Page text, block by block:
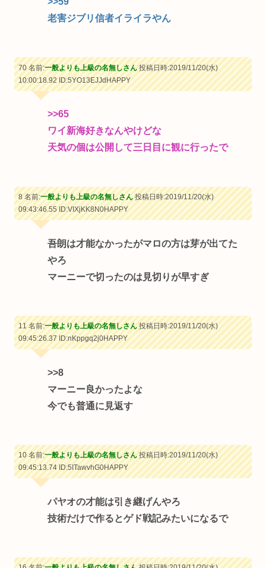
老害ジブリ信者イライラやん
70 名前:一般よりも上級の名無しさん投稿日時:2019/11/20(水)
10:00:18.92ID:5YO13EJJdHAPPY
>>65
ワイ新海好きなんやけどな
天気の個は公開して三日目に観に行ったで
8 名前:一般よりも上級の名無しさん投稿日時:2019/11/20(水)
09:43:46.55ID:VIXjKK8N0HAPPY
吾朗は才能なかったがマロの方は芽が出てた
やろ
マーニーで切ったのは見切りが早すぎ
11 名前:一般よりも上級の名無しさん投稿日時:2019/11/20(水)
09:45:26.37ID:nKppgq2j0HAPPY
>>8
マーニー良かったよな
今でも普通に見返す
10 名前:一般よりも上級の名無しさん投稿日時:2019/11/20(水)
09:45:13.74ID:5ITawvhG0HAPPY
パヤオの才能は引き継げんやろ
技術だけで作るとゲド戦記みたいになるで